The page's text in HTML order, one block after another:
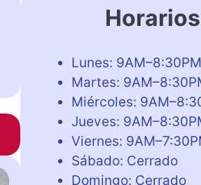
Horarios
Lunes: 9AM–8:30PM
Martes:
Miércoles:
Jueves:
Viernes:
Sábado: Cerrado
Domingo: Cerrado